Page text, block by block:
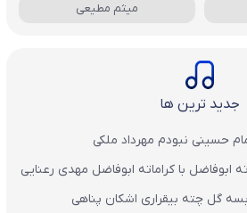
میثم مطیعی
جدید ترین ها
حسینی نبودم مهرداد ملکی
ابوفاضل با کراماته ابوفاضل مهدی رعنایی
گل چته بیقراری اشکان پناهی